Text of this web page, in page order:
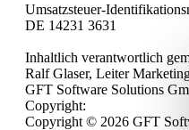
Umsatzsteuer-
DE 14231 3631
Inhaltlich verantwortlich
Ralf Glaser, Leiter
GFT Software Solutions
Copyright:
Copyright © 2026 GFT